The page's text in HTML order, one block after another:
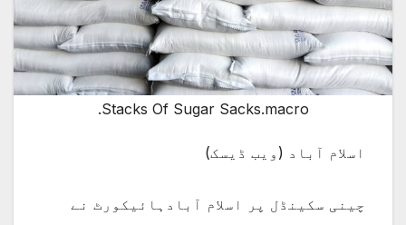
Stacks Of Sugar Sacks.macro.
اسلام آباد (ویب ڈیسک)
چینی سکینڈل پر اسلام آبادہائیکورٹ نے